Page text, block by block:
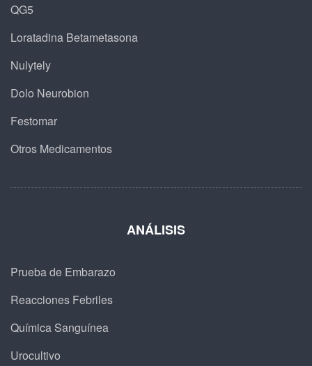
QG5
Loratadina Betametasona
Nulytely
Dolo Neurobion
Festomar
Otros Medicamentos
ANÁLISIS
Prueba de Embarazo
Reacciones Febriles
Química Sanguínea
Urocultivo